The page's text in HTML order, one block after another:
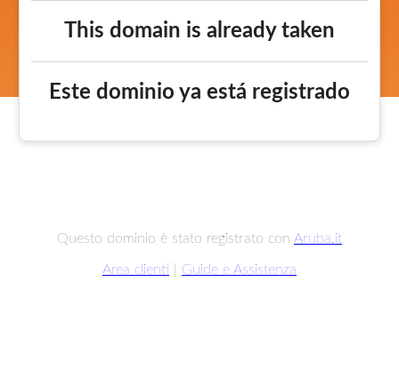
This domain is already taken
Este dominio ya está registrado
Questo dominio è stato registrato con Aruba.it
Area clienti Guide e Assistenza